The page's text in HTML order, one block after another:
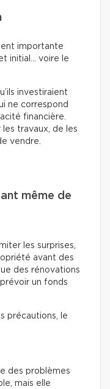
importante
initial… voire le
investiraient
ne correspond
financière.
les travaux, de les
vendre.
même de
les surprises,
avant des
des rénovations
un fonds
précautions, le
des problèmes
mais elle